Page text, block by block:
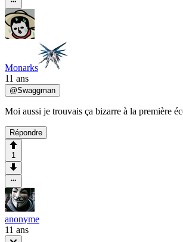
Monarks
11 ans
@Swaggman
Moi aussi je trouvais ça bizarre à la première
Répondre
1
anonyme
11 ans